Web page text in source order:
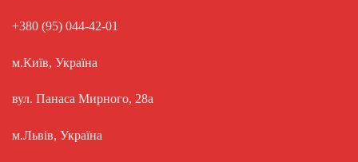
+380 (95) 044-42-01
м.Київ, Україна
вул. Панаса Мирного, 28а
м.Львів, Україна